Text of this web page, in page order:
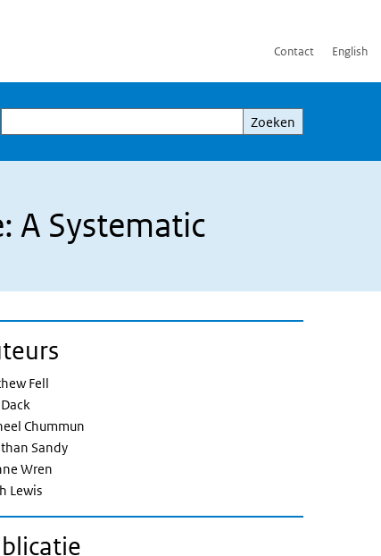
Contact English
Zoeken
A Systematic
Fell
Chummun
Sandy
Wren
Lewis